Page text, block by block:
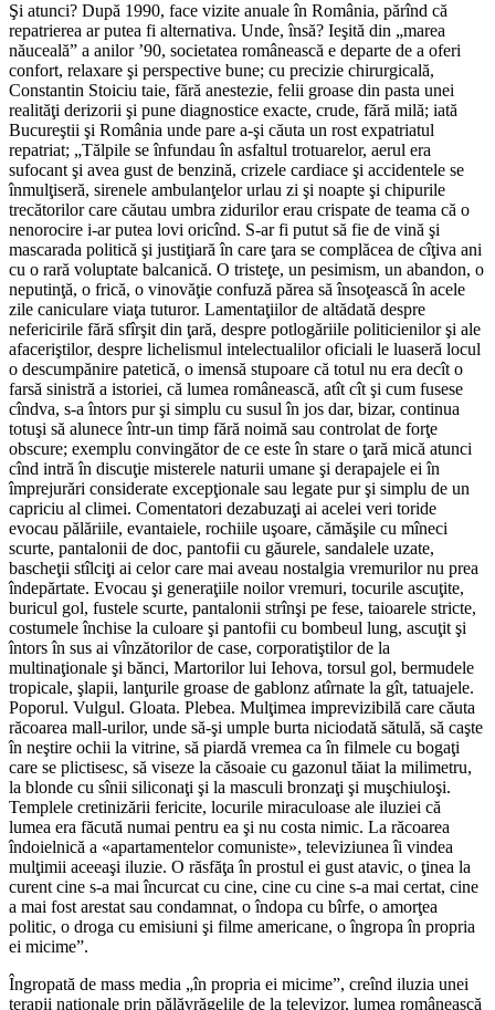
Şi atunci? După 1990, face vizite anuale în România, părînd că
repatrierea ar putea fi alternativa. Unde, însă? Ieşită din „marea
năuceală” a anilor ’90, societatea românească e departe de a oferi
confort, relaxare şi perspective bune; cu precizie chirurgicală,
Constantin Stoiciu taie, fără anestezie, felii groase din pasta unei
realităţi derizorii şi pune diagnostice exacte, crude, fără milă; iată
Bucureştii şi România unde pare a-şi căuta un rost expatriatul
repatriat; „Tălpile se înfundau în asfaltul trotuarelor, aerul era
sufocant şi avea gust de benzină, crizele cardiace şi accidentele se
înmulţiseră, sirenele ambulanţelor urlau zi şi noapte şi chipurile
trecătorilor care căutau umbra zidurilor erau crispate de teama că o
nenorocire i-ar putea lovi oricînd. S-ar fi putut să fie de vină şi
mascarada politică şi justiţiară în care ţara se complăcea de cîţiva ani
cu o rară voluptate balcanică. O tristeţe, un pesimism, un abandon, o
neputinţă, o frică, o vinovăţie confuză părea să însoţească în acele
zile caniculare viaţa tuturor. Lamentaţiilor de altădată despre
nefericirile fără sfîrşit din ţară, despre potlogăriile politicienilor şi ale
afaceriştilor, despre lichelismul intelectualilor oficiali le luaseră locul
o descumpănire patetică, o imensă stupoare că totul nu era decît o
farsă sinistră a istoriei, că lumea românească, atît cît şi cum fusese
cîndva, s-a întors pur şi simplu cu susul în jos dar, bizar, continua
totuşi să alunece într-un timp fără noimă sau controlat de forţe
obscure; exemplu convingător de ce este în stare o ţară mică atunci
cînd intră în discuţie misterele naturii umane şi derapajele ei în
împrejurări considerate excepţionale sau legate pur şi simplu de un
capriciu al climei. Comentatori dezabuzaţi ai acelei veri toride
evocau pălăriile, evantaiele, rochiile uşoare, cămăşile cu mîneci
scurte, pantalonii de doc, pantofii cu găurele, sandalele uzate,
bascheţii stîlciţi ai celor care mai aveau nostalgia vremurilor nu prea
îndepărtate. Evocau şi generaţiile noilor vremuri, tocurile ascuţite,
buricul gol, fustele scurte, pantalonii strînşi pe fese, taioarele stricte,
costumele închise la culoare şi pantofii cu bombeul lung, ascuţit şi
întors în sus ai vînzătorilor de case, corporatiştilor de la
multinaţionale şi bănci, Martorilor lui Iehova, torsul gol, bermudele
tropicale, şlapii, lanţurile groase de gablonz atîrnate la gît, tatuajele.
Poporul. Vulgul. Gloata. Plebea. Mulţimea imprevizibilă care căuta
răcoarea mall-urilor, unde să-şi umple burta niciodată sătulă, să caşte
în neştire ochii la vitrine, să piardă vremea ca în filmele cu bogaţi
care se plictisesc, să viseze la căsoaie cu gazonul tăiat la milimetru,
la blonde cu sînii siliconaţi şi la masculi bronzaţi şi muşchiuloşi.
Templele cretinizării fericite, locurile miraculoase ale iluziei că
lumea era făcută numai pentru ea şi nu costa nimic. La răcoarea
îndoielnică a «apartamentelor comuniste», televiziunea îi vindea
mulţimii aceeaşi iluzie. O răsfăţa în prostul ei gust atavic, o ţinea la
curent cine s-a mai încurcat cu cine, cine cu cine s-a mai certat, cine
a mai fost arestat sau condam­nat, o îndopa cu bîrfe, o amorţea
politic, o droga cu emisiuni şi filme americane, o îngropa în propria
ei micime”.
Îngropată de mass media „în propria ei micime”, creînd iluzia unei
terapii naţionale prin pălăvrăgelile de la televizor, lumea românească